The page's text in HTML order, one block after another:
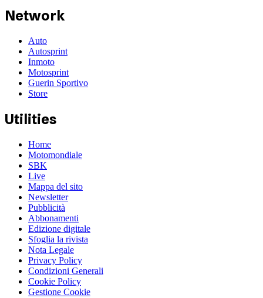
Network
Auto
Autosprint
Inmoto
Motosprint
Guerin Sportivo
Store
Utilities
Home
Motomondiale
SBK
Live
Mappa del sito
Newsletter
Pubblicità
Abbonamenti
Edizione digitale
Sfoglia la rivista
Nota Legale
Privacy Policy
Condizioni Generali
Cookie Policy
Gestione Cookie